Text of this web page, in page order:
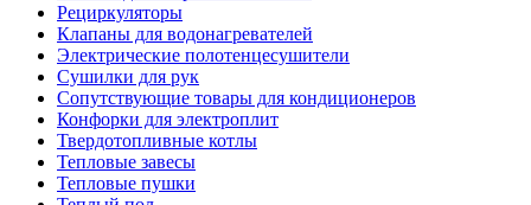
Рециркуляторы
Клапаны для водонагревателей
Электрические полотенцесушители
Сушилки для рук
Сопутствующие товары для кондиционеров
Конфорки для электроплит
Твердотопливные котлы
Тепловые завесы
Тепловые пушки